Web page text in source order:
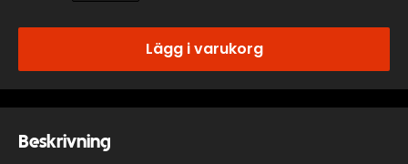
Lägg i varukorg
Beskrivning